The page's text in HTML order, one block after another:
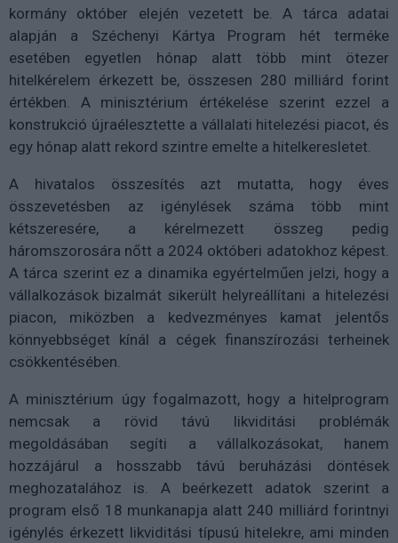
kormány október elején vezetett be. A tárca adatai
alapján a Széchenyi Kártya Program hét terméke
esetében egyetlen hónap alatt több mint ötezer
hitelkérelem érkezett be, összesen 280 milliárd forint
értékben. A minisztérium értékelése szerint ezzel a
konstrukció újraélesztette a vállalati hitelezési piacot, és
egy hónap alatt rekord szintre emelte a hitelkeresletet.
A hivatalos összesítés azt mutatta, hogy éves
összevetésben az igénylések száma több mint
kétszeresére, a kérelmezett összeg pedig
háromszorosára nőtt a 2024 októberi adatokhoz képest.
A tárca szerint ez a dinamika egyértelműen jelzi, hogy a
vállalkozások bizalmát sikerült helyreállítani a hitelezési
piacon, miközben a kedvezményes kamat jelentős
könnyebbséget kínál a cégek finanszírozási terheinek
csökkentésében.
A minisztérium úgy fogalmazott, hogy a hitelprogram
nemcsak a rövid távú likviditási problémák
megoldásában segíti a vállalkozásokat, hanem
hozzájárul a hosszabb távú beruházási döntések
meghozatalához is. A beérkezett adatok szerint a
program első 18 munkanapja alatt 240 milliárd forintnyi
igénylés érkezett likviditási típusú hitelekre, ami minden